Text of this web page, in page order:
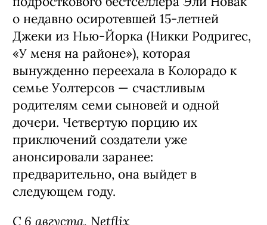
Третий сезон экранизации
подросткового бестселлера Эли Новак
о недавно осиротевшей 15-летней
Джеки из Нью-Йорка (Никки Родригес,
«У меня на районе»), которая
вынужденно переехала в Колорадо к
семье Уолтерсов — счастливым
родителям семи сыновей и одной
дочери. Четвертую порцию их
приключений создатели уже
анонсировали заранее:
предварительно, она выйдет в
следующем году.